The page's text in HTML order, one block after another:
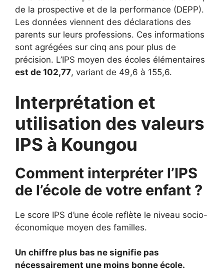
de la prospective et de la performance (DEPP).
Les données viennent des déclarations des
parents sur leurs professions. Ces informations
sont agrégées sur cinq ans pour plus de
précision. L’IPS moyen des écoles élémentaires
est de 102,77, variant de 49,6 à 155,6.
Interprétation et
utilisation des valeurs
IPS à Koungou
Comment interpréter l’IPS
de l’école de votre enfant ?
Le score IPS d’une école reflète le niveau socio-
économique moyen des familles.
Un chiffre plus bas ne signifie pas
nécessairement une moins bonne école.